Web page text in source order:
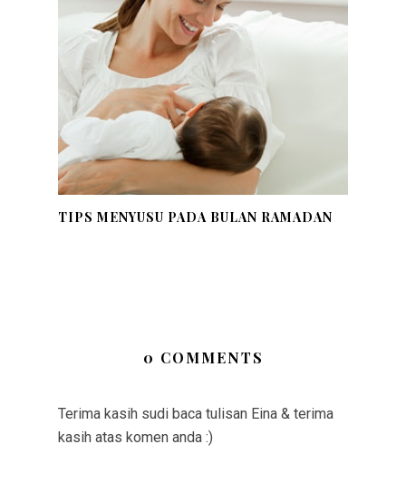
TIPS MENYUSU PADA BULAN RAMADAN
0 COMMENTS
Terima kasih sudi baca tulisan Eina & terima
kasih atas komen anda :)